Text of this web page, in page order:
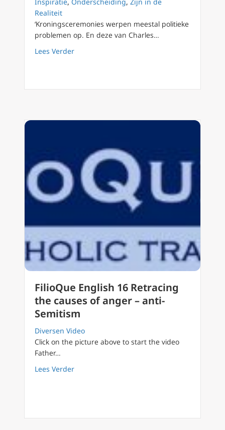
Realiteit
‘Kroningsceremonies werpen meestal politieke
problemen op. En deze van Charles…
Lees Verderabout Koning Charles snijdt de wortels van
FilioQue English 16 Retracing
the causes of anger – anti-
Semitism
Diversen Video
Click on the picture above to start the video
Father…
Lees Verderabout FilioQue English 16 Retracing the